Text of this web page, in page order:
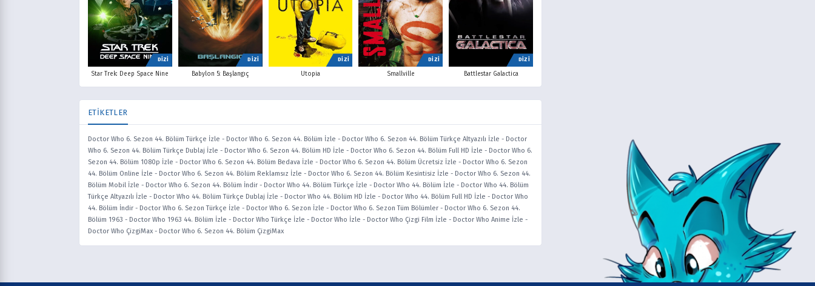
DİZİ
Star Trek: Deep Space Nine
DİZİ
Babylon 5: Başlangıç
DİZİ
Utopia
DİZİ
Smallville
DİZİ
Battlestar Galactica
ETİKETLER
Doctor Who 6. Sezon 44. Bölüm Türkçe İzle - Doctor Who 6. Sezon 44. Bölüm İzle - Doctor Who 6. Sezon 44. Bölüm Türkçe Altyazılı İzle - Doctor
Who 6. Sezon 44. Bölüm Türkçe Dublaj İzle - Doctor Who 6. Sezon 44. Bölüm HD İzle - Doctor Who 6. Sezon 44. Bölüm Full HD İzle - Doctor Who 6.
Sezon 44. Bölüm 1080p İzle - Doctor Who 6. Sezon 44. Bölüm Bedava İzle - Doctor Who 6. Sezon 44. Bölüm Ücretsiz İzle - Doctor Who 6. Sezon
44. Bölüm Online İzle - Doctor Who 6. Sezon 44. Bölüm Reklamsız İzle - Doctor Who 6. Sezon 44. Bölüm Kesintisiz İzle - Doctor Who 6. Sezon 44.
Bölüm Mobil İzle - Doctor Who 6. Sezon 44. Bölüm İndir - Doctor Who 44. Bölüm Türkçe İzle - Doctor Who 44. Bölüm İzle - Doctor Who 44. Bölüm
Türkçe Altyazılı İzle - Doctor Who 44. Bölüm Türkçe Dublaj İzle - Doctor Who 44. Bölüm HD İzle - Doctor Who 44. Bölüm Full HD İzle - Doctor Who
44. Bölüm İndir - Doctor Who 6. Sezon Türkçe İzle - Doctor Who 6. Sezon İzle - Doctor Who 6. Sezon Tüm Bölümler - Doctor Who 6. Sezon 44.
Bölüm 1963 - Doctor Who 1963 44. Bölüm İzle - Doctor Who Türkçe İzle - Doctor Who İzle - Doctor Who Çizgi Film İzle - Doctor Who Anime İzle -
Doctor Who ÇizgiMax - Doctor Who 6. Sezon 44. Bölüm ÇizgiMax